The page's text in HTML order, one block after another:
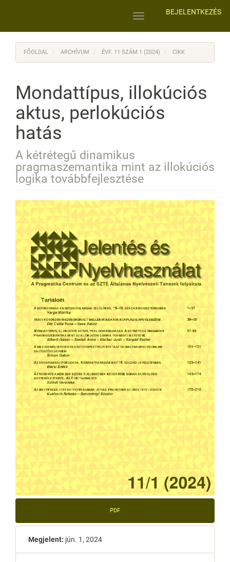
BEJELENTKEZÉS
Toggle
FŐOLDAL ARCHÍVUM ÉVF. 11 SZÁM 1 (2024) CIKK
Mondattípus, illokúciós
aktus, perlokúciós
hatás
A kétrétegű dinamikus
pragmaszemantika mint az illokúciós
logika továbbfejlesztése
PDF
Megjelent: jún. 1, 2024